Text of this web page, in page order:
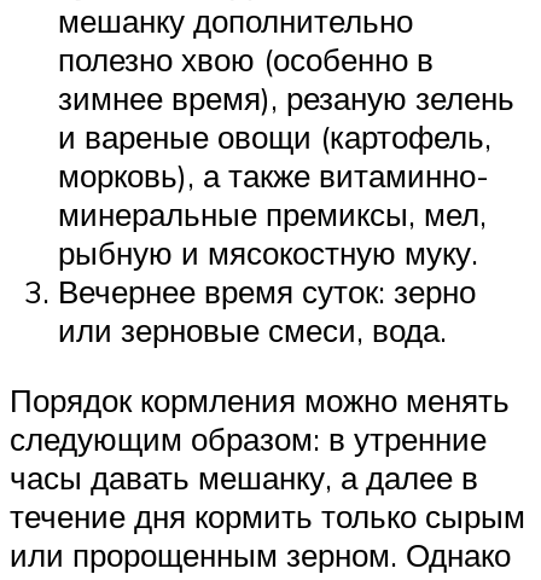
мешанку дополнительно
полезно хвою (особенно в
зимнее время), резаную зелень
и вареные овощи (картофель,
морковь), а также витаминно-
минеральные премиксы, мел,
рыбную и мясокостную муку.
Вечернее время суток: зерно
или зерновые смеси, вода.
Порядок кормления можно менять
следующим образом: в утренние
часы давать мешанку, а далее в
течение дня кормить только сырым
или пророщенным зерном. Однако